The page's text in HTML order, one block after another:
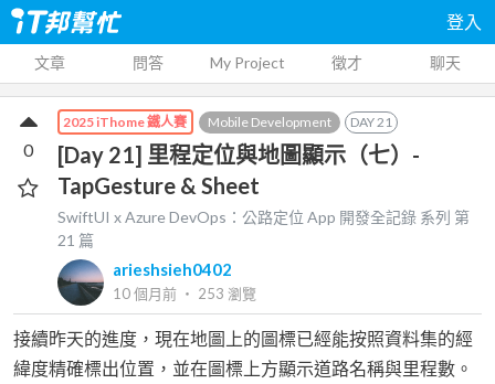
登入
文章 問答 My Project 徵才 聊天
2025 iThome 鐵人賽 Mobile Development DAY21
[Day 21] 里程定位與地圖顯示（七）-
TapGesture & Sheet
SwiftUI x Azure DevOps：公路定位 App 開發全記錄 系列 第
21 篇
arieshsieh0402
10 個月前 ‧ 253 瀏覽
0
接續昨天的進度，現在地圖上的圖標已經能按照資料集的經
緯度精確標出位置，並在圖標上方顯示道路名稱與里程數。